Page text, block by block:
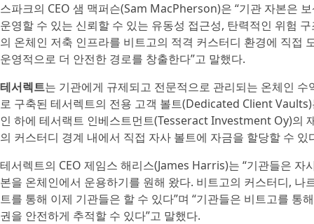
스파크의 CEO 샘 맥퍼슨(Sam MacPherson)은 “기관 자본은
운영할 수 있는 신뢰할 수 있는 유동성 접근성, 탄력적인 위험
의 온체인 저축 인프라를 비트고의 적격 커스터디 환경에 직접
운영적으로 더 안전한 경로를 창출한다”고 말했다.
테서렉트는 기관에게 규제되고 전문적으로 관리되는 온체인
로 구축된 테서렉트의 전용 고객 볼트(Dedicated Client
인 하에 테서랙트 인베스트먼트(Tesseract Investment Oy)의
의 커스터디 경계 내에서 직접 자사 볼트에 자금을 할당할 수 있
테서렉트의 CEO 제임스 해리스(James Harris)는 “기관들은
본을 온체인에서 운용하기를 원해 왔다. 비트고의 커스터디,
트를 통해 이제 기관들은 할 수 있다”며 “기관들은 비트고를
권을 안전하게 추적할 수 있다”고 말했다.